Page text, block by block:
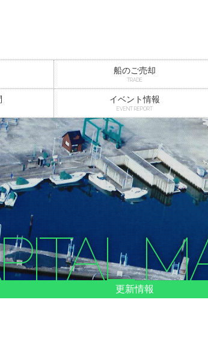
船のご売却
TRADE
イベント情報
EVENT REPORT
更新情報